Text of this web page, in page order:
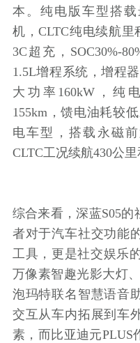
本。纯电版车型搭
机，CLTC纯电续航里
3C超充，SOC30%-
1.5L增程系统，增程
大功率160kW，纯
155km，馈电油耗较
电车型，搭载永磁
CLTC工况续航430公
综合来看，深蓝S05
者对于汽车社交功能
工具，更是社交娱乐
万像素智趣光影大灯
泡玛特联名智慧语音
交互从车内拓展到车
素，而比亚迪元PLUS